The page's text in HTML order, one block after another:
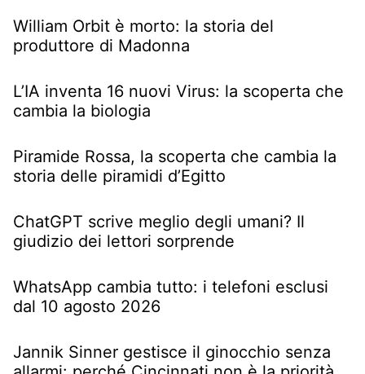
William Orbit è morto: la storia del
produttore di Madonna
L’IA inventa 16 nuovi Virus: la scoperta che
cambia la biologia
Piramide Rossa, la scoperta che cambia la
storia delle piramidi d’Egitto
ChatGPT scrive meglio degli umani? Il
giudizio dei lettori sorprende
WhatsApp cambia tutto: i telefoni esclusi
dal 10 agosto 2026
Jannik Sinner gestisce il ginocchio senza